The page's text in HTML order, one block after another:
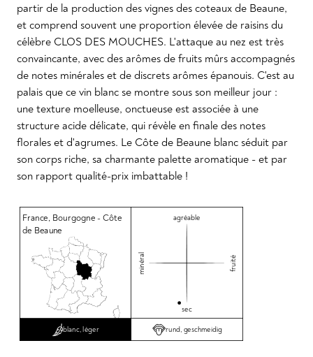
partir de la production des vignes des coteaux de Beaune,
et comprend souvent une proportion élevée de raisins du
célèbre CLOS DES MOUCHES. L'attaque au nez est très
convaincante, avec des arômes de fruits mûrs accompagnés
de notes minérales et de discrets arômes épanouis. C'est au
palais que ce vin blanc se montre sous son meilleur jour :
une texture moelleuse, onctueuse est associée à une
structure acide délicate, qui révèle en finale des notes
florales et d'agrumes. Le Côte de Beaune blanc séduit par
son corps riche, sa charmante palette aromatique - et par
son rapport qualité-prix imbattable !
France, Bourgogne - Côte
de Beaune
agréable
minéral fruité
sec
blanc, léger rund, geschmeidig